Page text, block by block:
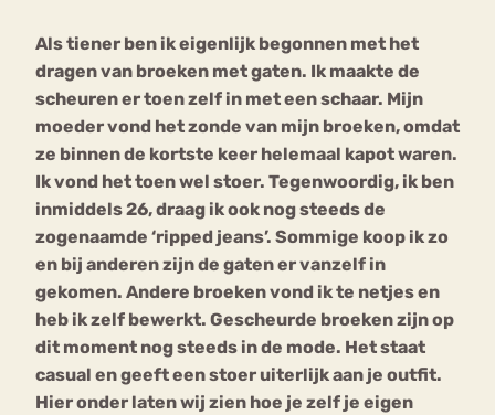
Als tiener ben ik eigenlijk begonnen met het
dragen van broeken met gaten. Ik maakte de
scheuren er toen zelf in met een schaar. Mijn
moeder vond het zonde van mijn broeken, omdat
ze binnen de kortste keer helemaal kapot waren.
Ik vond het toen wel stoer. Tegenwoordig, ik ben
inmiddels 26, draag ik ook nog steeds de
zogenaamde ‘ripped jeans’. Sommige koop ik zo
en bij anderen zijn de gaten er vanzelf in
gekomen. Andere broeken vond ik te netjes en
heb ik zelf bewerkt. Gescheurde broeken zijn op
dit moment nog steeds in de mode. Het staat
casual en geeft een stoer uiterlijk aan je outfit.
Hier onder laten wij zien hoe je zelf je eigen
Chat
Forum
Bouli
mia
Nerv
osa
Eetstoornis Anorexia Nervosa
Eetbuien Piekeren Sport
Trauma
Orthorexia
Afvallen Angst